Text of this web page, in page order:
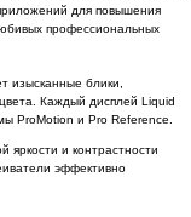
для повышения
профессиональных
изысканные блики,
Каждый дисплей Liquid
ProMotion и Pro Reference.
яркости и контрастности
эффективно